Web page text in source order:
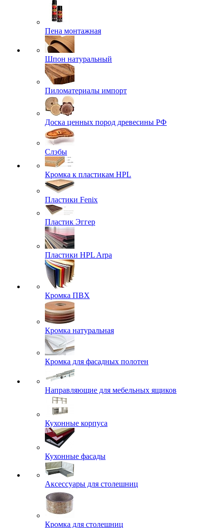
Пена монтажная
Шпон натуральный
Пиломатериалы импорт
Доска ценных пород древесины РФ
Слэбы
Кромка к пластикам HPL
Пластики Fenix
Пластик Эггер
Пластики HPL Arpa
Кромка ПВХ
Кромка натуральная
Кромка для фасадных полотен
Направляющие для мебельных ящиков
Кухонные корпуса
Кухонные фасады
Аксессуары для столешниц
Кромка для столешниц